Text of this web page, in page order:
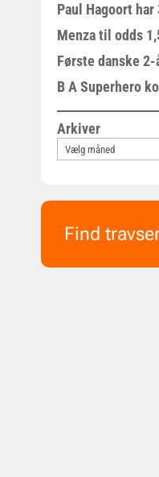
Paul Hagoort
Menza til odds
Første danske
B A Superhero
Arkiver
Find